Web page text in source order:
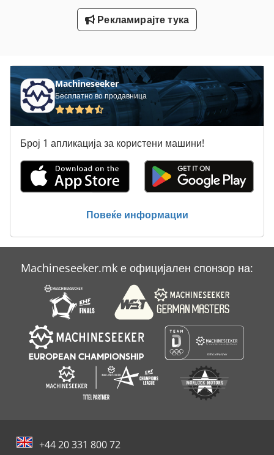
Упатство За Користење
Рекламирајте тука
Machineseeker
Бесплатно во продавница
Број 1 апликација за користени машини!
Повеќе информации
Machineseeker.mk е официјален спонзор на:
+44 20 331 800 72